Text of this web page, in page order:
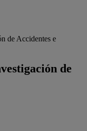
de Accidentes e
de